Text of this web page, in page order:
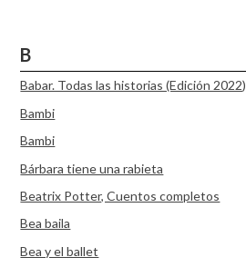
B
Babar. Todas las historias (Edición 2022)
Bambi
Bambi
Bárbara tiene una rabieta
Beatrix Potter, Cuentos completos
Bea baila
Bea y el ballet